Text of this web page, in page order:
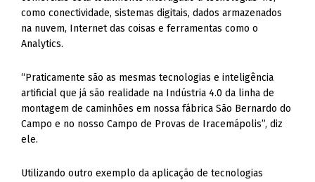
como conectividade, sistemas digitais, dados armazenados
na nuvem, Internet das coisas e ferramentas como o
Analytics.
“Praticamente são as mesmas tecnologias e inteligência
artificial que já são realidade na Indústria 4.0 da linha de
montagem de caminhões em nossa fábrica São Bernardo do
Campo e no nosso Campo de Provas de Iracemápolis”, diz
ele.
Utilizando outro exemplo da aplicação de tecnologias